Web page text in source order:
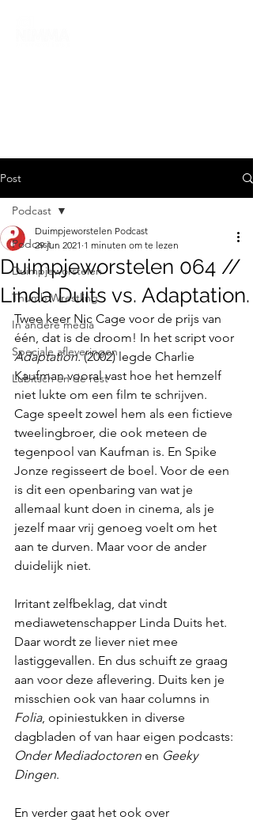
Post
Podcast
Duimpjeworstelen
Thumb Wrestling
In andere media
Speciale afleveringen
Lubitsch en de rest
Podcast
Duimpjeworstelen 064 //
Linda Duits vs. Adaptation.
Duimpjeworstelen Podcast
29 jun 2021 1 minuten om te lezen
Twee keer Nic Cage voor de prijs van
één, dat is de droom! In het script voor
Adaptation. (2002) legde Charlie
Kaufman vooral vast hoe het hemzelf
niet lukte om een film te schrijven.
Cage speelt zowel hem als een fictieve
tweelingbroer, die ook meteen de
tegenpool van Kaufman is. En Spike
Jonze regisseert de boel. Voor de een
is dit een openbaring van wat je
allemaal kunt doen in cinema, als je
jezelf maar vrij genoeg voelt om het
aan te durven. Maar voor de ander
duidelijk niet.
Irritant zelfbeklag, dat vindt
mediawetenschapper Linda Duits het.
Daar wordt ze liever niet mee
lastiggevallen. En dus schuift ze graag
aan voor deze aflevering. Duits ken je
misschien ook van haar columns in
Folia, opiniestukken in diverse
dagbladen of van haar eigen podcasts:
Onder Mediadoctoren en Geeky
Dingen.
En verder gaat het ook over